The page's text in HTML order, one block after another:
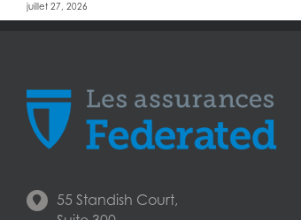
juillet 27, 2026
55 Standish Court,